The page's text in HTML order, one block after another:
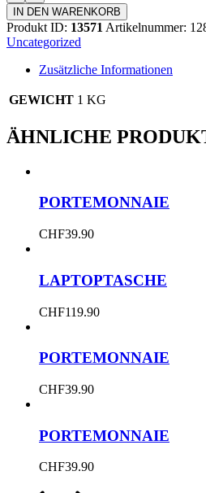
Menge
IN DEN WARENKORB
Produkt ID: 13571 Artikelnummer:
Uncategorized
Zusätzliche Informationen
GEWICHT 1 KG
ÄHNLICHE
PORTEMONNAIE
CHF39.90
LAPTOPTASCHE
CHF119.90
PORTEMONNAIE
CHF39.90
PORTEMONNAIE
CHF39.90